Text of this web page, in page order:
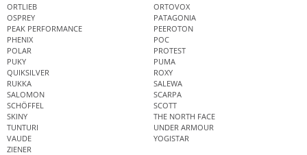
ORTLIEB
ORTOVOX
OSPREY
PATAGONIA
PEAK PERFORMANCE
PEEROTON
PHENIX
POC
POLAR
PROTEST
PUKY
PUMA
QUIKSILVER
ROXY
RUKKA
SALEWA
SALOMON
SCARPA
SCHÖFFEL
SCOTT
SKINY
THE NORTH FACE
TUNTURI
UNDER ARMOUR
VAUDE
YOGISTAR
ZIENER